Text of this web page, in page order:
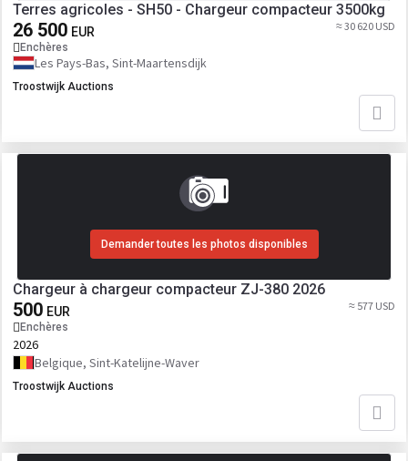
Terres agricoles - SH50 - Chargeur compacteur 3500kg
26 500 EUR
Enchères
≈ 30 620 USD
Les Pays-Bas, Sint-Maartensdijk
Troostwijk Auctions
Demander toutes les photos disponibles
Chargeur à chargeur compacteur ZJ-380 2026
500 EUR
Enchères
≈ 577 USD
2026
Belgique, Sint-Katelijne-Waver
Troostwijk Auctions